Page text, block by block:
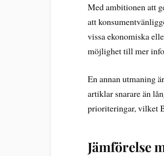
Med ambitionen att
att
vissa ekonomiska
möjlighet till mer
En annan utmaning
artiklar snarare än
prioriteringar, vilket
Jämförelse